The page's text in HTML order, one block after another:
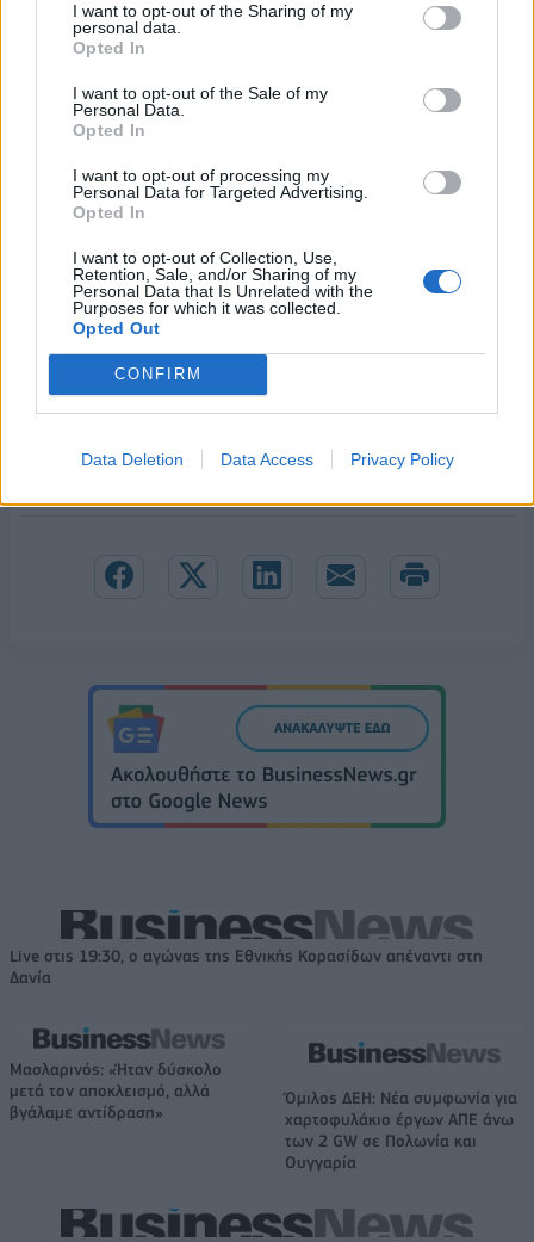
I want to opt-out of the Sharing of my
personal data.
Opted In
I want to opt-out of the Sale of my
Personal Data.
Opted In
I want to opt-out of processing my
Personal Data for Targeted Advertising.
Opted In
I want to opt-out of Collection, Use,
Retention, Sale, and/or Sharing of my
Personal Data that Is Unrelated with the
Purposes for which it was collected.
Opted Out
CONFIRM
Data Deletion Data Access Privacy Policy
παραγωγική δραστηριότητα των ήδη υφιστάμενων εταιριών.
Ο μηχανολογικός εξοπλισμός και τα ενδιάμεσα προϊόντα που
αντιπροσωπεύουν περίπου το 7% των συνολικών
εισαγωγών. Κατέχουν λοιπόν δευτερεύουσα θέση, μη
ερμηνείας του μεγάλου ελλείμματος του εμπορικού
ισοζυγίου της χώρας, καθώς η βιομηχανία και οι νέες
επενδύσεις στον τομέα αυτόν είναι ο φτωχός συγγενής της
εγχώριας οικονομίας.
ΔΗΜΗΤΡΗΣ ΜΑΡΔΑΣ
Live στις 19:30, ο αγώνας της Εθνικής Κορασίδων απέναντι στη
Δανία
Μασλαρινός: «Ήταν δύσκολο
μετά τον αποκλεισμό, αλλά
βγάλαμε αντίδραση»
Όμιλος ΔΕΗ: Νέα συμφωνία για
χαρτοφυλάκιο έργων ΑΠΕ άνω
των 2 GW σε Πολωνία και
Ουγγαρία